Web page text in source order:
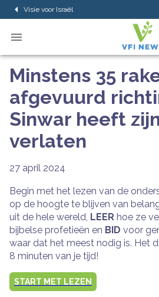
Visie voor Israël
Minstens 35
afgevuurd
Sinwar heeft
verlaten
27 april 2024
Begin met het lezen van de
op de hoogte te blijven van
uit de hele wereld, LEER hoe ze
bijbelse profetieën en BID voor
waar dat het meest nodig is. Het
8 minuten van je tijd!
START MET LEZEN